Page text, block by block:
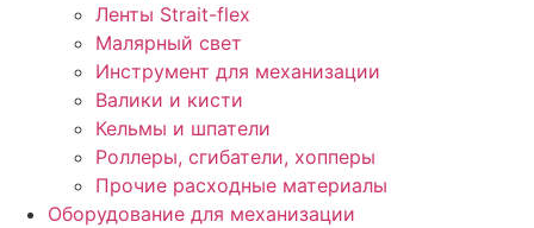
Ленты Strait-flex
Малярный свет
Инструмент для механизации
Валики и кисти
Кельмы и шпатели
Роллеры, сгибатели, хопперы
Прочие расходные материалы
Оборудование для механизации